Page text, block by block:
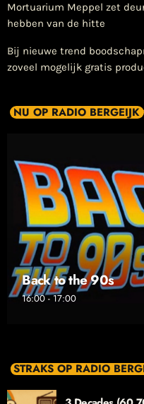
Mortuarium Meppel zet
hebben van de hitte
Bij nieuwe trend
zoveel mogelijk gratis
NU OP RADIO BERGEIJK
Back to the 90s
16:00 - 17:00
STRAKS OP RADIO